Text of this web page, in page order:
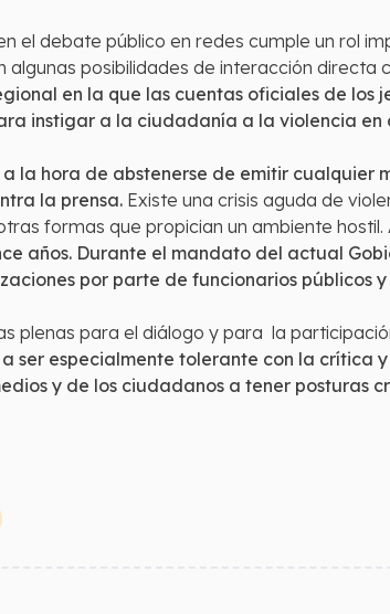
el debate público en redes cumple un rol
posibilidades de interacción directa
en la que las cuentas oficiales de los
instigar a la ciudadanía a la violencia en
la hora de abstenerse de emitir cualquier
la prensa. Existe una crisis aguda de
formas que propician un ambiente hostil.
años. Durante el mandato del actual
por parte de funcionarios públicos y
plenas para el diálogo y para la
especialmente tolerante con la crítica
y de los ciudadanos a tener posturas